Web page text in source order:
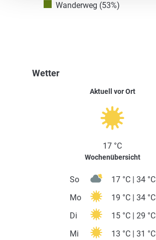
Wanderweg (53%)
Wetter
Aktuell vor Ort
17 °C
Wochenübersicht
So
17 °C | 34 °C
Mo
19 °C | 34 °C
Di
15 °C | 29 °C
Mi
13 °C | 31 °C